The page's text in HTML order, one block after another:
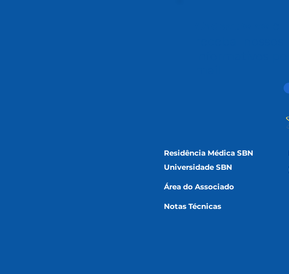
Residência Médica SBN
Universidade SBN
Área do Associado
Notas Técnicas